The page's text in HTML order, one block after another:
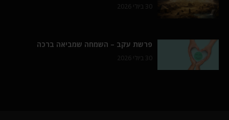
30 ביולי 2026
פרשת עקב – השמחה שמביאה ברכה
30 ביולי 2026